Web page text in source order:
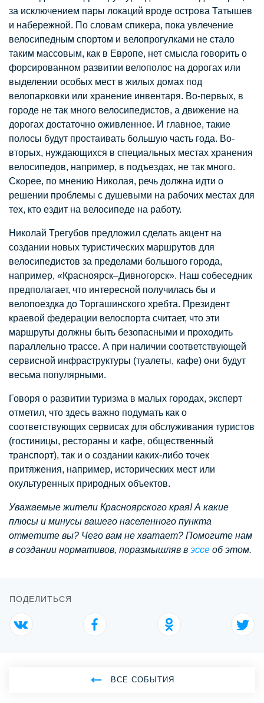
за исключением пары локаций вроде острова Татышев
и набережной. По словам спикера, пока увлечение
велосипедным спортом и велопрогулками не стало
таким массовым, как в Европе, нет смысла говорить о
форсированном развитии велополос на дорогах или
выделении особых мест в жилых домах под
велопарковки или хранение инвентаря. Во-первых, в
городе не так много велосипедистов, а движение на
дорогах достаточно оживленное. И главное, такие
полосы будут простаивать большую часть года. Во-
вторых, нуждающихся в специальных местах хранения
велосипедов, например, в подъездах, не так много.
Скорее, по мнению Николая, речь должна идти о
решении проблемы с душевыми на рабочих местах для
тех, кто ездит на велосипеде на работу.
Николай Трегубов предложил сделать акцент на
создании новых туристических маршрутов для
велосипедистов за пределами большого города,
например, «Красноярск–Дивногорск». Наш собеседник
предполагает, что интересной получилась бы и
велопоездка до Торгашинского хребта. Президент
краевой федерации велоспорта считает, что эти
маршруты должны быть безопасными и проходить
параллельно трассе. А при наличии соответствующей
сервисной инфраструктуры (туалеты, кафе) они будут
весьма популярными.
Говоря о развитии туризма в малых городах, эксперт
отметил, что здесь важно подумать как о
соответствующих сервисах для обслуживания туристов
(гостиницы, рестораны и кафе, общественный
транспорт), так и о создании каких-либо точек
притяжения, например, исторических мест или
окультуренных природных объектов.
Уважаемые жители Красноярского края! А какие
плюсы и минусы вашего населенного пункта
отметите вы? Чего вам не хватает? Помогите нам
в создании нормативов, поразмышляв в эссе об этом.
ВСЕ СОБЫТИЯ
ПОДЕЛИТЬСЯ